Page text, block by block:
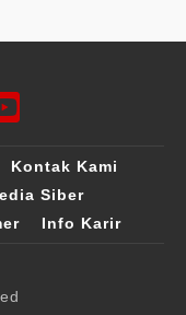
Kontak Kami
Siber
Info Karir